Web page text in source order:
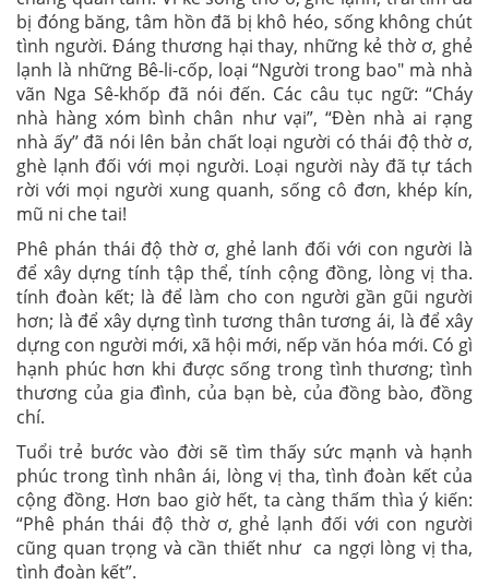
bị đóng băng, tâm hồn đã bị khô héo, sống không chút
tình người. Đáng thương hại thay, những kẻ thờ ơ, ghẻ
lạnh là những Bê-li-cốp, loại “Người trong bao" mà nhà
vãn Nga Sê-khốp đã nói đến. Các câu tục ngữ: “Cháy
nhà hàng xóm bình chân như vại”, “Đèn nhà ai rạng
nhà ấy’’ đã nói lên bản chất loại người có thái độ thờ ơ,
ghè lạnh đối với mọi người. Loại người này đã tự tách
rời với mọi người xung quanh, sống cô đơn, khép kín,
mũ ni che tai!
Phê phán thái độ thờ ơ, ghẻ lanh đối với con người là
để xây dựng tính tập thể, tính cộng đồng, lòng vị tha.
tính đoàn kết; là để làm cho con người gần gũi người
hơn; là để xây dựng tình tương thân tương ái, là để xây
dựng con người mới, xã hội mới, nếp văn hóa mới. Có gì
hạnh phúc hơn khi được sống trong tình thương; tình
thương của gia đình, của bạn bè, của đồng bào, đồng
chí.
Tuổi trẻ bước vào đời sẽ tìm thấy sức mạnh và hạnh
phúc trong tình nhân ái, lòng vị tha, tình đoàn kết của
cộng đồng. Hơn bao giờ hết, ta càng thấm thìa ý kiến:
“Phê phán thái độ thờ ơ, ghẻ lạnh đối với con người
cũng quan trọng và cần thiết như ca ngợi lòng vị tha,
tình đoàn kết”.